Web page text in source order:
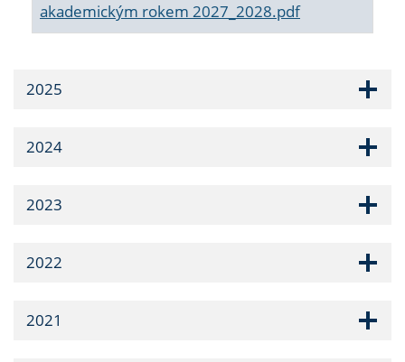
akademickým rokem 2027_2028.pdf
2025
2024
2023
2022
2021